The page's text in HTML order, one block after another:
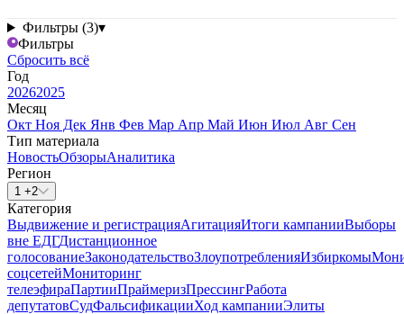
Фильтры (3)▾
Фильтры
Сбросить всё
Год
20262025
Месяц
Окт Ноя Дек Янв Фев Мар Апр Май Июн Июл Авг Сен
Тип материала
НовостьОбзорыАналитика
Регион
1 +2
Категория
Выдвижение и регистрацияАгитацияИтоги кампанииВыборы
вне ЕДГДистанционное
голосованиеЗаконодательствоЗлоупотребленияИзбиркомы
соцсетейМониторинг
телеэфираПартииПраймеризПрессингРабота
депутатовСудФальсификацииХод кампанииЭлиты